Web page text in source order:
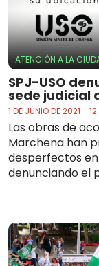
ATENCIÓN A LA
SPJ-USO
sede judicial
1 DE JUNIO DE 2021 -
Las obras de
Marchena han
desperfectos en
denunciando el